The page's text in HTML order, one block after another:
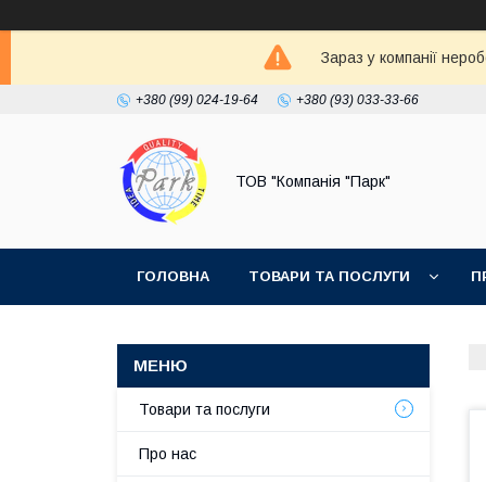
Зараз у компанії
+380 (99) 024-19-64 +380 (93) 033-33-66
ТОВ "Компанія "Парк"
ГОЛОВНА ТОВАРИ ТА ПОСЛУГИ
Товари та послуги
Про нас